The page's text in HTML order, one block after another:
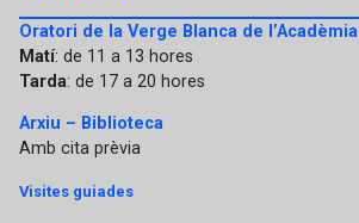
Oratori de la Verge Blanca de l’Acadèmia
Matí: de 11 a 13 hores
Tarda: de 17 a 20 hores
Arxiu – Biblioteca
Amb cita prèvia
Visites guiades